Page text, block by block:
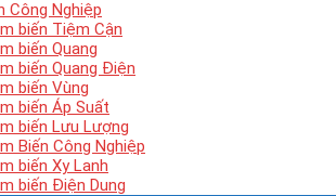
Công Nghiệp
biến Tiệm Cận
biến Quang
biến Quang Điện
biến Vùng
biến Áp Suất
biến Lưu Lượng
Biến Công Nghiệp
biến Xy Lanh
biến Điện Dung